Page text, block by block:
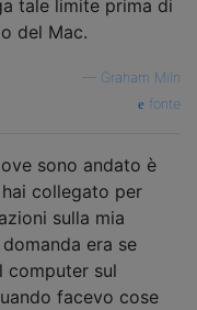
tale limite prima di
del Mac.
Graham Miln
fonte
sono andato è
collegato per
sulla mia
era se
computer sul
facevo cose